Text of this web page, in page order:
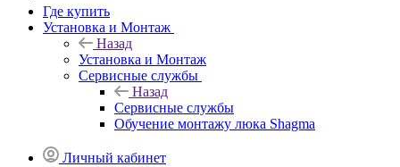
Где купить
Установка и Монтаж
Назад
Установка и Монтаж
Сервисные службы
Назад
Сервисные службы
Обучение монтажу люка Shagma
Личный кабинет